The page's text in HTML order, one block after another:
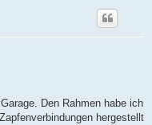
Den Rahmen habe ich
hergestellt